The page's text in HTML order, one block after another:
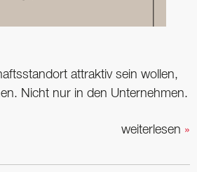
attraktiv sein wollen,
Nicht nur in den Unternehmen.
weiterlesen »